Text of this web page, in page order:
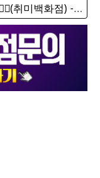
┼ミ존클올레이디방.comミ┼존클❤️‍🔥(취미백화점) - 단톡방